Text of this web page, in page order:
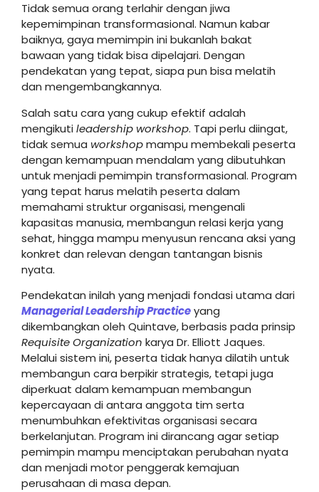
Tidak semua orang terlahir dengan jiwa
kepemimpinan transformasional. Namun kabar
baiknya, gaya memimpin ini bukanlah bakat
bawaan yang tidak bisa dipelajari. Dengan
pendekatan yang tepat, siapa pun bisa melatih
dan mengembangkannya.
Salah satu cara yang cukup efektif adalah
mengikutileadership workshop. Tapi perlu diingat,
tidak semua workshopmampu membekali peserta
dengan kemampuan mendalam yang dibutuhkan
untuk menjadi pemimpin transformasional. Program
yang tepat harus melatih peserta dalam
memahami struktur organisasi, mengenali
kapasitas manusia, membangun relasi kerja yang
sehat, hingga mampu menyusun rencana aksi yang
konkret dan relevan dengan tantangan bisnis
nyata.
Pendekatan inilah yang menjadi fondasi utama dari
Managerial Leadership Practiceyang
dikembangkan oleh Quintave, berbasis pada prinsip
Requisite Organization karya Dr. Elliott Jaques.
Melalui sistem ini, peserta tidak hanya dilatih untuk
membangun cara berpikir strategis, tetapi juga
diperkuat dalam kemampuan membangun
kepercayaan di antara anggota tim serta
menumbuhkan efektivitas organisasi secara
berkelanjutan. Program ini dirancang agar setiap
pemimpin mampu menciptakan perubahan nyata
dan menjadi motor penggerak kemajuan
perusahaan di masa depan.